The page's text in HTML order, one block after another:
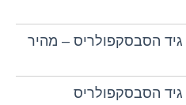
גיד הסבסקפולריס – מהיר
גיד הסבסקפולריס